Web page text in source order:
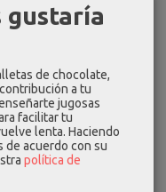
gustaría
de chocolate,
a tu
jugosas
facilitar tu
lenta. Haciendo
de acuerdo con su
política de